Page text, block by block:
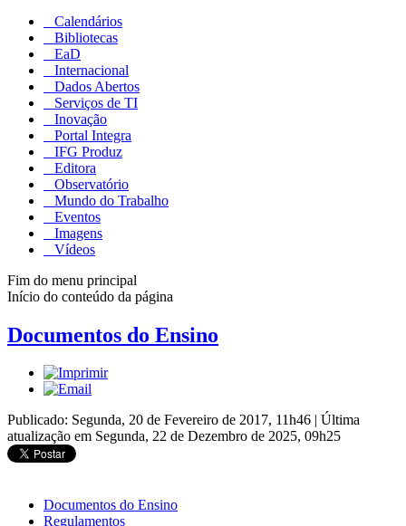
Calendários
Bibliotecas
EaD
Internacional
Dados Abertos
Serviços de TI
Inovação
Portal Integra
IFG Produz
Editora
Observatório
Mundo do Trabalho
Eventos
Imagens
Vídeos
Fim do menu principal
Início do conteúdo da página
Documentos do Ensino
Publicado: Segunda, 20 de Fevereiro de 2017, 11h46 | Última
atualização em Segunda, 22 de Dezembro de 2025, 09h25
Documentos do Ensino
Regulamentos